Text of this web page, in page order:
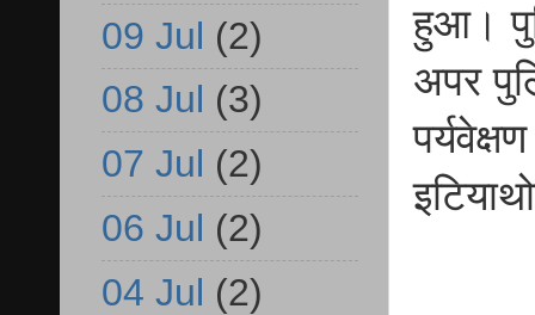
हुआ।
अपर
09 Jul (2)
08 Jul (3)
07 Jul (2)
06 Jul (2)
04 Jul (2)